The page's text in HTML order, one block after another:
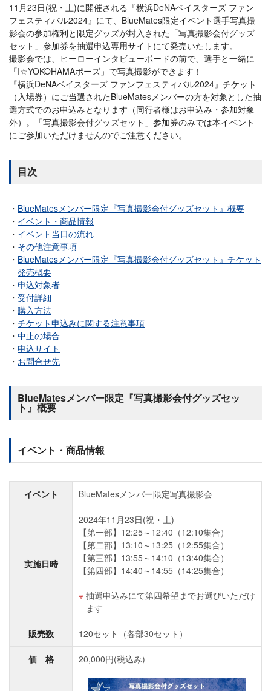
11月23日(祝・土)に開催される『横浜DeNAベイスターズ ファン
フェスティバル2024』にて、BlueMates限定イベント選手写真撮
影会の参加権利と限定グッズが封入された「写真撮影会付グッズ
セット」参加券を抽選申込専用サイトにて発売いたします。
撮影会では、ヒーローインタビューボードの前で、選手と一緒に
「I☆YOKOHAMAポーズ」で写真撮影ができます！
『横浜DeNAベイスターズ ファンフェスティバル2024』チケット
（入場券）にご当選されたBlueMatesメンバーの方を対象とした抽
選方式でのお申込みとなります（同行者様はお申込み・参加対象
外）。「写真撮影会付グッズセット」参加券のみでは本イベント
にご参加いただけませんのでご注意ください。
目次
BlueMatesメンバー限定『写真撮影会付グッズセット』概要
イベント・商品情報
イベント当日の流れ
その他注意事項
BlueMatesメンバー限定『写真撮影会付グッズセット』チケット
発売概要
申込対象者
受付詳細
購入方法
チケット申込みに関する注意事項
中止の場合
申込サイト
お問合せ先
BlueMatesメンバー限定『写真撮影会付グッズセッ
ト』概要
イベント・商品情報
イベント BlueMatesメンバー限定写真撮影会
実施日時
2024年11月23日(祝・土)
【第一部】12:25～12:40（12:10集合）
【第二部】13:10～13:25（12:55集合）
【第三部】13:55～14:10（13:40集合）
【第四部】14:40～14:55（14:25集合）
抽選申込みにて第四希望までお選びいただけ
ます
販売数 120セット（各部30セット）
価 格 20,000円(税込み)